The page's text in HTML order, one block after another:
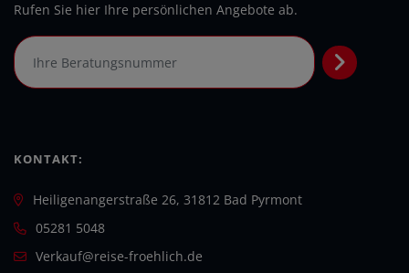
Rufen Sie hier Ihre persönlichen Angebote ab.
KONTAKT:
Heiligenangerstraße 26, 31812 Bad Pyrmont
05281 5048
Verkauf@reise-froehlich.de